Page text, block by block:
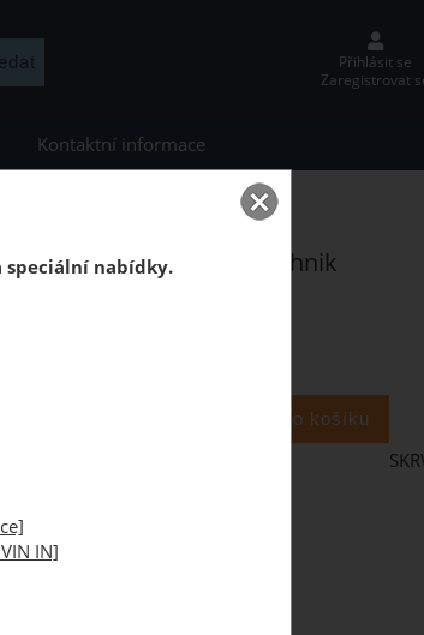
Přihlásit se
Zaregistrovat
Kontaktní informace
System ONE Longer Technik
úhlopříčka 806 mm.
Cena s DPH:
nabídky.
IN]